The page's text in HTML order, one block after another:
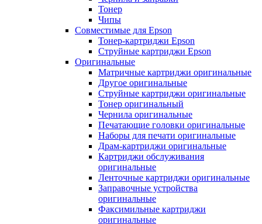
Тонер
Чипы
Совместимые для Epson
Тонер-картриджи Epson
Струйные картриджи Epson
Оригинальные
Матричные картриджи оригинальные
Другое оригинальные
Струйные картриджи оригинальные
Тонер оригинальный
Чернила оригинальные
Печатающие головки оригинальные
Наборы для печати оригинальные
Драм-картриджи оригинальные
Картриджи обслуживания
оригинальные
Ленточные картриджи оригинальные
Заправочные устройства
оригинальные
Факсимильные картриджи
оригинальные